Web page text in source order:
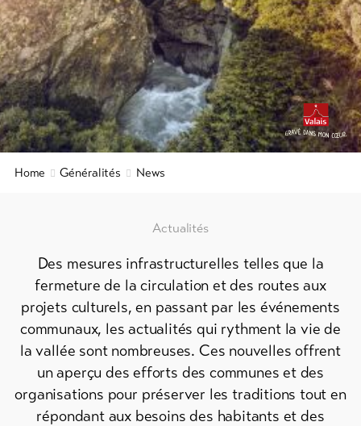
Info
&
Service
Actualités
Webcams
Météo
Shops
l'aperçu
Forfaits
de ski
Home Généralités News
Actualités
Des mesures infrastructurelles telles que la
fermeture de la circulation et des routes aux
projets culturels, en passant par les événements
communaux, les actualités qui rythment la vie de
la vallée sont nombreuses. Ces nouvelles offrent
un aperçu des efforts des communes et des
organisations pour préserver les traditions tout en
répondant aux besoins des habitants et des